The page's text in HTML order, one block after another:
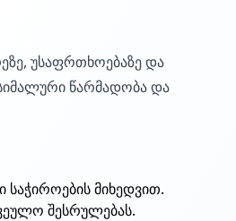
უსაფრთხოებაზე და
წარმადობა და
მიხედვით.
შესრულებას.